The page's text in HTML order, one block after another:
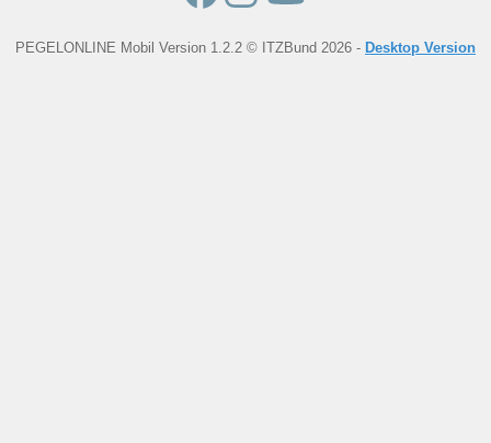
PEGELONLINE Mobil Version 1.2.2 © ITZBund 2026 - Desktop Version